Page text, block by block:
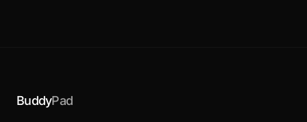
BuddyPad